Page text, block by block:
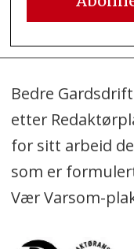
Bedre
etter
for sitt arbeid
som er
Vær Varsom-